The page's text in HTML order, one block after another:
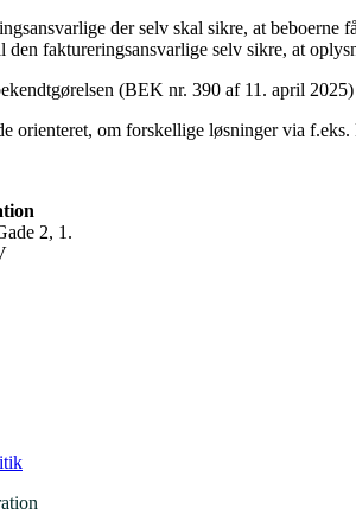
der selv skal sikre, at
den faktureringsansvarlige selv sikre, at
(BEK nr. 390 af 11. april 2025)
orienteret, om forskellige løsninger via
2, 1.